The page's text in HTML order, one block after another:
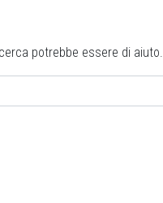
potrebbe essere di aiuto.